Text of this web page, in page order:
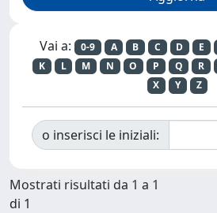
Vai a: 0-9 A B C D E
K
L M N O P Q R
X
Y Z
o inserisci le iniziali:
Mostrati risultati da 1 a 1
di 1